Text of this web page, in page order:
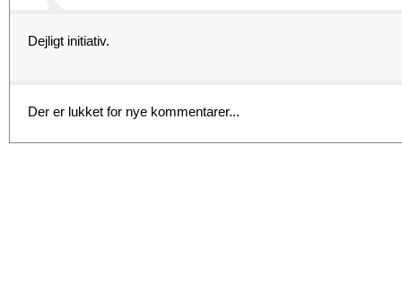
Dejligt initiativ.
Der er lukket for nye kommentarer...